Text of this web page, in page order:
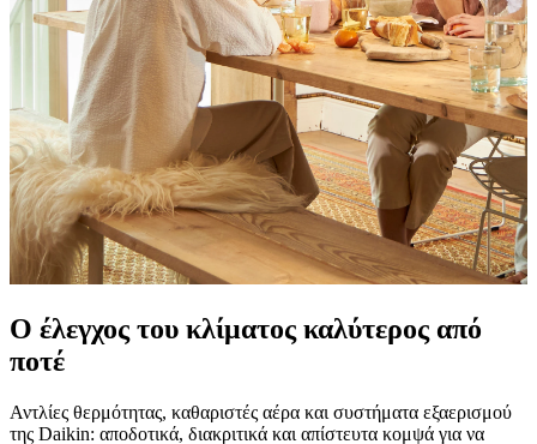
Ο έλεγχος του κλίματος καλύτερος από
ποτέ
Αντλίες θερμότητας, καθαριστές αέρα και συστήματα εξαερισμού
της Daikin: αποδοτικά, διακριτικά και απίστευτα κομψά για να